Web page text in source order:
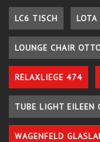
LC6 TISCH LOTA
LOUNGE CHAIR
RELAXLIEGE 474
TUBE LIGHT EILEEN
WAGENFELD